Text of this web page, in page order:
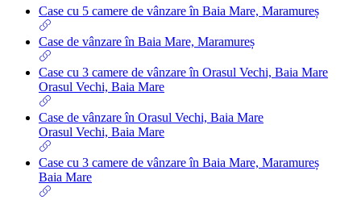
Case cu 5 camere de vânzare în Baia Mare, Maramureș
Case de vânzare în Baia Mare, Maramureș
Case cu 3 camere de vânzare în Orasul Vechi, Baia Mare
Orasul Vechi, Baia Mare
Case de vânzare în Orasul Vechi, Baia Mare
Orasul Vechi, Baia Mare
Case cu 3 camere de vânzare în Baia Mare, Maramureș
Baia Mare